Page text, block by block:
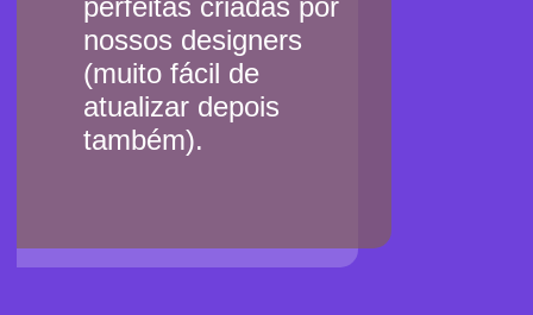
perfeitas criadas por
nossos designers
(muito fácil de
atualizar depois
também).